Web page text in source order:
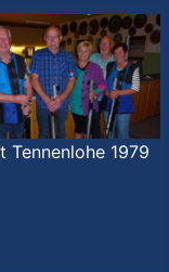
Tennenlohe 1979